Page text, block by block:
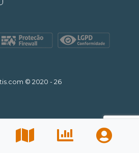
© 2020 - 26